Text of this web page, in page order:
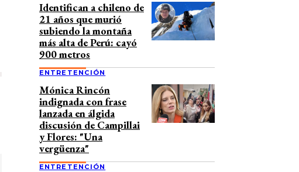
Identifican a chileno de
21 años que murió
subiendo la montaña
más alta de Perú: cayó
900 metros
ENTRETENCIÓN
Mónica Rincón
indignada con frase
lanzada en álgida
discusión de Campillai
y Flores: "Una
vergüenza"
ENTRETENCIÓN